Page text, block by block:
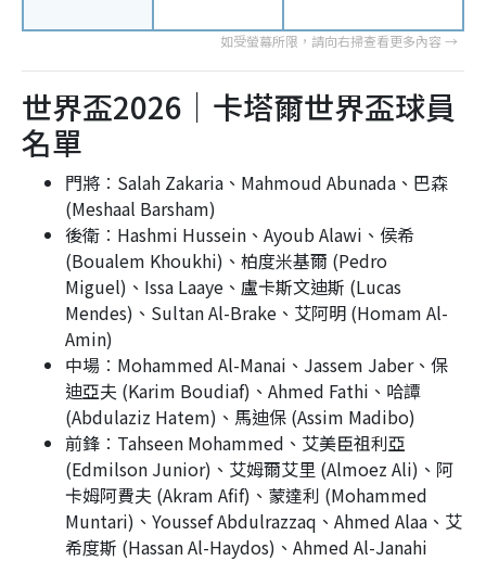
世界盃2026｜卡塔爾世界盃球員
名單
門將︰Salah Zakaria、Mahmoud Abunada、巴森
(Meshaal Barsham)
後衛︰Hashmi Hussein、Ayoub Alawi、侯希
(Boualem Khoukhi)、柏度米基爾 (Pedro
Miguel)、Issa Laaye、盧卡斯文迪斯 (Lucas
Mendes)、Sultan Al-Brake、艾阿明 (Homam Al-
Amin)
中場︰Mohammed Al-Manai、Jassem Jaber、保
迪亞夫 (Karim Boudiaf)、Ahmed Fathi、哈譚
(Abdulaziz Hatem)、馬迪保 (Assim Madibo)
前鋒︰Tahseen Mohammed、艾美臣祖利亞
(Edmilson Junior)、艾姆爾艾里 (Almoez Ali)、阿
卡姆阿費夫 (Akram Afif)、蒙達利 (Mohammed
Muntari)、Youssef Abdulrazzaq、Ahmed Alaa、艾
希度斯 (Hassan Al-Haydos)、Ahmed Al-Janahi